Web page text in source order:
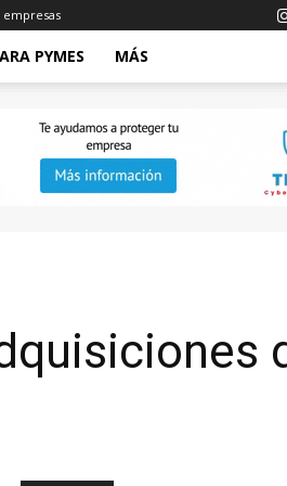
empresas
PYMES MÁS